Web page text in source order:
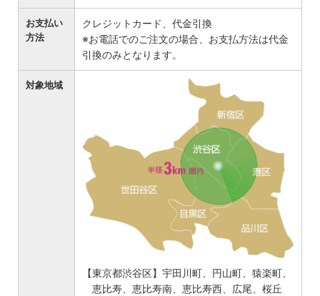
お支払い
方法
クレジットカード、代金引換
※お電話でのご注文の場合、お支払方法は代金
引換のみとなります。
対象地域
【東京都渋谷区】宇田川町、円山町、猿楽町、
恵比寿、恵比寿南、恵比寿西、広尾、桜丘